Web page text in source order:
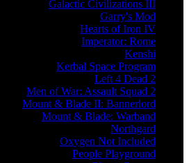
Galactic Civilizations III
Garry's Mod
Hearts of Iron IV
Imperator: Rome
Kenshi
Kerbal Space Program
Left 4 Dead 2
Men of War: Assault Squad 2
Mount & Blade II: Bannerlord
Mount & Blade: Warband
Northgard
Oxygen Not Included
People Playground